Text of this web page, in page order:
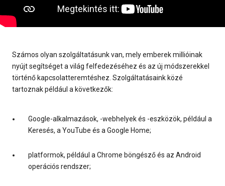
Számos olyan szolgáltatásunk van, mely emberek millióinak
nyújt segítséget a világ felfedezéséhez és az új módszerekkel
történő kapcsolatteremtéshez. Szolgáltatásaink közé
tartoznak például a következők:
Google-alkalmazások, -webhelyek és -eszközök, például a
Keresés, a YouTube és a Google Home;
platformok, például a Chrome böngésző és az Android
operációs rendszer;